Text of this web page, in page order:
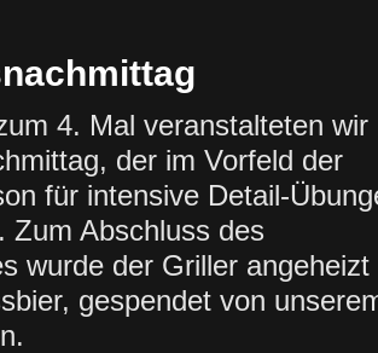
4. Mal veranstalteten wir
der im Vorfeld der
für intensive Detail-
Zum Abschluss des
wurde der Griller angeheizt
gespendet von